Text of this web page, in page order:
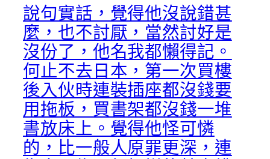
說句實話，覺得他沒說錯甚
麼，也不討厭，當然討好是
沒份了，他名我都懶得記。
何止不去日本，第一次買樓
後入伙時連裝插座都沒錢要
用拖板，買書架都沒錢一堆
書放床上。覺得他怪可憐
的，比一般人原罪更深，連